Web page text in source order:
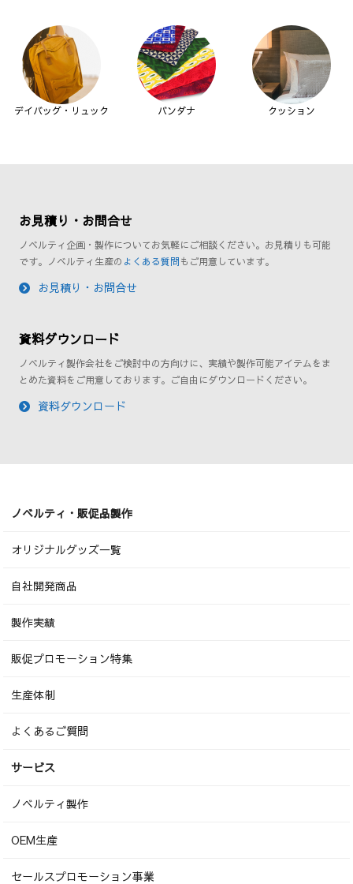
デイバッグ・リュック バンダナ クッション
お見積り・お問合せ
ノベルティ企画・製作についてお気軽にご相談ください。お見積りも可能
です。ノベルティ生産の よくある質問もご用意しています。
お見積り・お問合せ
資料ダウンロード
ノベルティ製作会社をご検討中の方向けに、実績や製作可能アイテムをま
とめた資料をご用意しております。ご自由にダウンロードください。
資料ダウンロード
ノベルティ・販促品製作
オリジナルグッズ一覧
自社開発商品
製作実績
販促プロモーション特集
生産体制
よくあるご質問
サービス
ノベルティ製作
OEM生産
セールスプロモーション事業